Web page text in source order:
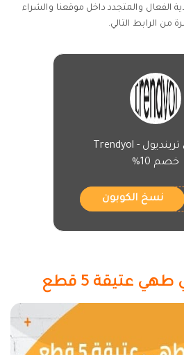
الفعال والمتجدد داخل موقعنا والشراء
من الرابط التالي.
الكوبون ترينديول - Trendyol
خصم 10%
نسخ الكوبون